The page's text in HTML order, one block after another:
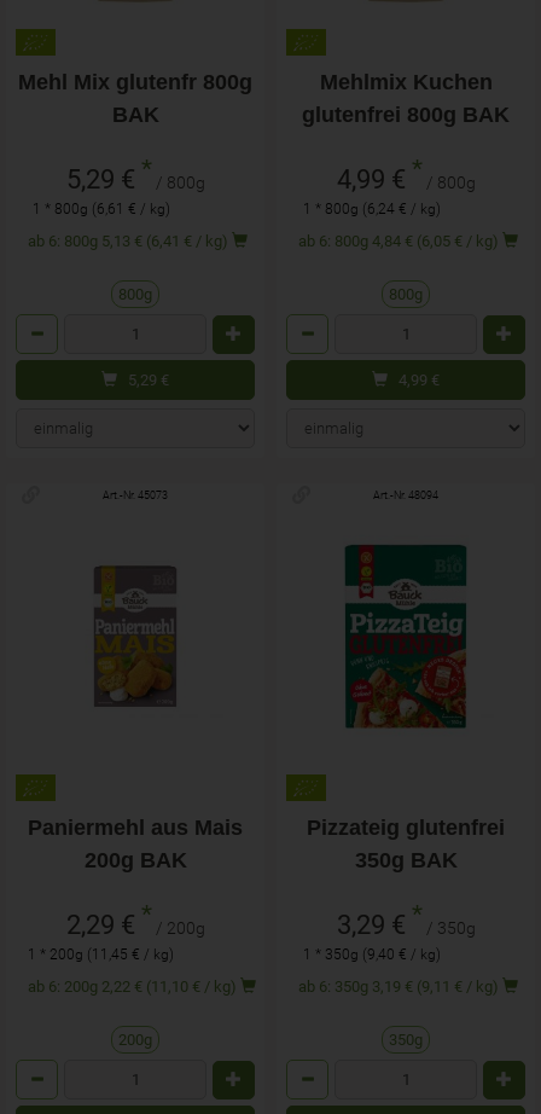
Mehl Mix glutenfr 800g
BAK
5,29 € * / 800g
1 * 800g (6,61 € / kg)
ab 6: 800g 5,13 € (6,41 € / kg)
800g
5,29 €
Mehlmix Kuchen
glutenfrei 800g BAK
4,99 € * / 800g
1 * 800g (6,24 € / kg)
ab 6: 800g 4,84 € (6,05 € / kg)
800g
4,99 €
Art.-Nr. 45073
Paniermehl aus Mais
200g BAK
2,29 € * / 200g
1 * 200g (11,45 € / kg)
ab 6: 200g 2,22 € (11,10 € / kg)
200g
Art.-Nr. 48094
Pizzateig glutenfrei
350g BAK
3,29 € * / 350g
1 * 350g (9,40 € / kg)
ab 6: 350g 3,19 € (9,11 € / kg)
350g